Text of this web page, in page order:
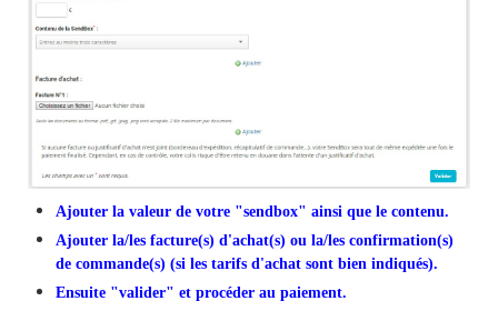
Ajouter la valeur de votre "sendbox" ainsi que le contenu.
Ajouter la/les facture(s) d'achat(s) ou la/les confirmation(s)
de commande(s) (si les tarifs d'achat sont bien indiqués).
Ensuite "valider" et procéder au paiement.